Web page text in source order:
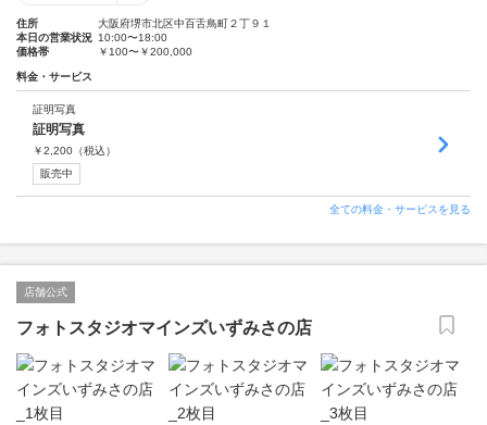
住所
大阪府堺市北区中百舌鳥町２丁９１
本日の営業状況 10:00〜18:00
価格帯
￥100〜￥200,000
料金・サービス
証明写真
証明写真
￥2,200 （税込）
販売中
全ての料金・サービスを見る
店舗公式
フォトスタジオマインズいずみさの店